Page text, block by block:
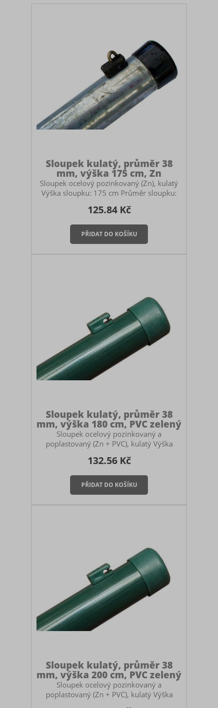
Sloupek kulatý, průměr 38
mm, výška 175 cm, Zn
Sloupek ocelový pozinkovaný (Zn), kulatý
Výška sloupku: 175 cm Průměr sloupku:
zinkované Určený pro stavbu pletivových
plotů. Použití: průběžný sloupek (jako
počáteční a koncové sloupky zvolte
sloupky o průměru 48 mm). Součástí
sloupku je plastová čepička. Montáž
125.84 Kč
Sloupek kulatý, průměr 38
mm, výška 180 cm, PVC zelený
Sloupek ocelový pozinkovaný a
poplastovaný (Zn + PVC), kulatý Výška
Určený pro stavbu pletivových plotů.
Použití: průběžný sloupek (jako počáteční a
koncové sloupky zvolte sloupky o průměru
48 mm). Součástí sloupku je plastová
čepička. Montáž sloupku Sloupek můžete
132.56 Kč
Sloupek kulatý, průměr 38
mm, výška 200 cm, PVC zelený
Sloupek ocelový pozinkovaný a
poplastovaný (Zn + PVC), kulatý Výška